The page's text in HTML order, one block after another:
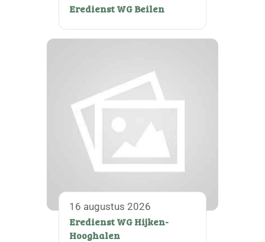
Eredienst WG Beilen
16 augustus 2026
Eredienst WG Hijken-
Hooghalen